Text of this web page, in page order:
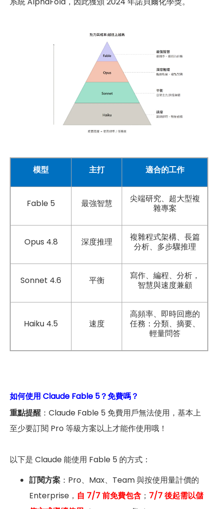
模型 主打 適合的工作
Fable 5 最強智慧
尖端研究、超大型複
雜專案
Opus 4.8 深度推理
複雜程式架構、長篇
分析、多步驟推理
Sonnet 4.6 平衡
寫作、編程、分析，
智慧與速度兼顧
Haiku 4.5 速度
高頻率、即時回應的
任務 ： 分類、摘要、
輕量問答
如何使用 Claude Fable 5？免費嗎？
重點提醒：Claude Fable 5 免費用戶無法使用，基本上
至少要訂閱 Pro 等級方案以上才能作使用哦！
以下是 Claude 能使用 Fable 5 的方式：
訂閱方案 ：Pro、Max、Team 與按使用量計價的
Enterprise， 自 7/7 前免費包含 ； 7/7 後起需以儲